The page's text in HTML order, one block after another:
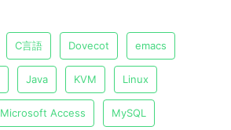
C言語 Dovecot emacs
Java KVM Linux
Microsoft Access MySQL